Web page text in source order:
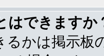
はできますか
るかは掲示板